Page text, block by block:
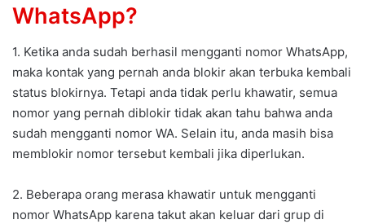
WhatsApp?
1. Ketika anda sudah berhasil mengganti nomor WhatsApp,
maka kontak yang pernah anda blokir akan terbuka kembali
status blokirnya. Tetapi anda tidak perlu khawatir, semua
nomor yang pernah diblokir tidak akan tahu bahwa anda
sudah mengganti nomor WA. Selain itu, anda masih bisa
memblokir nomor tersebut kembali jika diperlukan.
2. Beberapa orang merasa khawatir untuk mengganti
nomor WhatsApp karena takut akan keluar dari grup di